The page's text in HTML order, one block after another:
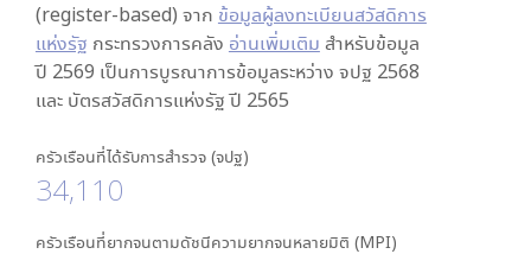
(register-based) จาก ข้อมูลผู้ลงทะเบียนสวัสดิการ
แห่งรัฐ กระทรวงการคลัง อ่านเพิ่มเติม สำหรับข้อมูล
ปี 2569 เป็นการบูรณาการข้อมูลระหว่าง จปฐ 2568
และ บัตรสวัสดิการแห่งรัฐ ปี 2565
ครัวเรือนที่ได้รับการสำรวจ (จปฐ)
34,110
ครัวเรือนที่ยากจนตามดัชนีความยากจนหลายมิติ (MPI)